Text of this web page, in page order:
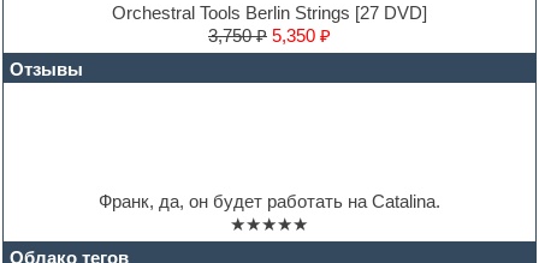
Massive presets
Mastering plug-ins
Notation software
Orchestra
Orchestral Tools Berlin Strings [27 DVD]
3,750 ₽ 5,350 ₽
Отзывы
Франк, да, он будет работать на Catalina.
★★★★★
Облако тегов